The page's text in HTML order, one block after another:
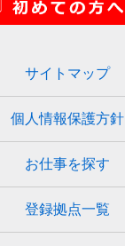
サイトマップ
個人情報保護方針
お仕事を探す
登録拠点一覧